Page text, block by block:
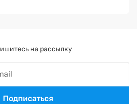
на рассылку
Подписаться